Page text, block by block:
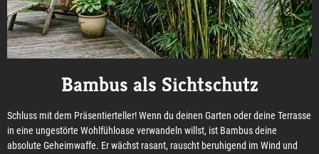
Bambus als Sichtschutz
Schluss mit dem Präsentierteller! Wenn du deinen Garten oder deine Terrasse
in eine ungestörte Wohlfühloase verwandeln willst, ist Bambus deine
absolute Geheimwaffe. Er wächst rasant, rauscht beruhigend im Wind und